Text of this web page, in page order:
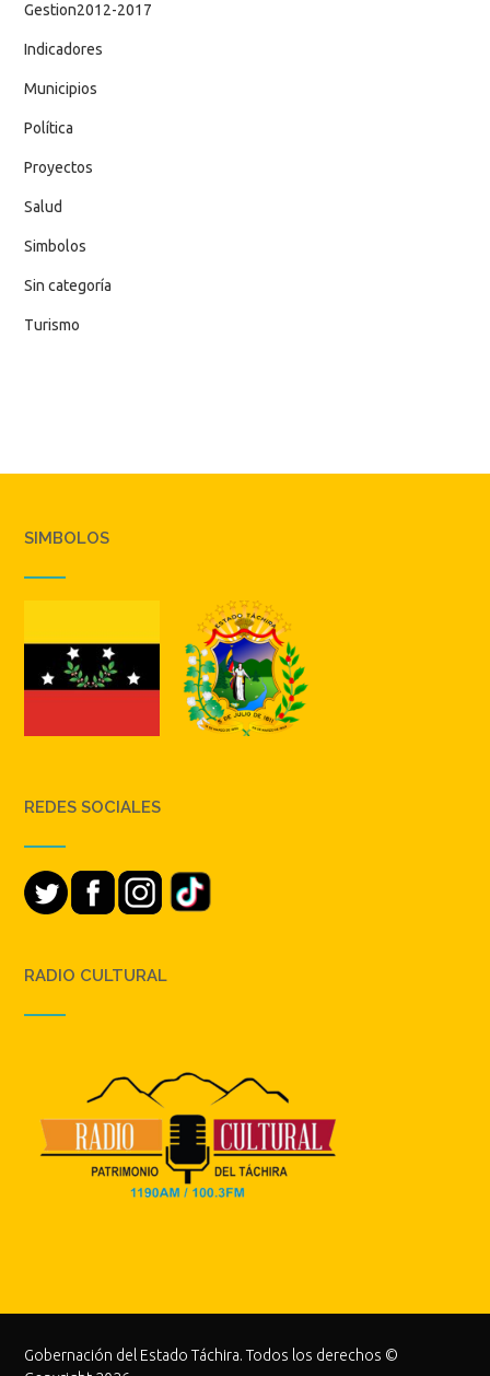
Gestion2012-2017
Indicadores
Municipios
Política
Proyectos
Salud
Simbolos
Sin categoría
Turismo
SIMBOLOS
REDES SOCIALES
RADIO CULTURAL
Gobernación del Estado Táchira. Todos los derechos ©